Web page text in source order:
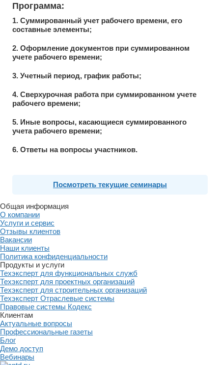
Программа:
1. Суммированный учет рабочего времени, его
составные элементы;
2. Оформление документов при суммированном
учете рабочего времени;
3. Учетный период, график работы;
4. Сверхурочная работа при суммированном учете
рабочего времени;
5. Иные вопросы, касающиеся суммированного
учета рабочего времени;
6. Ответы на вопросы участников.
Посмотреть текущие семинары
Общая информация
О компании
Услуги и сервис
Отзывы клиентов
Вакансии
Наши клиенты
Политика конфиденциальности
Продукты и услуги
Техэксперт для функциональных служб
Техэксперт для проектных организаций
Техэксперт для строительных организаций
Техэксперт Отраслевые системы
Правовые системы Кодекс
Клиентам
Актуальные вопросы
Профессиональные газеты
Блог
Демо доступ
Вебинары